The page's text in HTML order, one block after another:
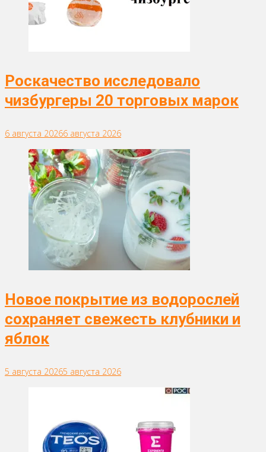
Роскачество исследовало
чизбургеры 20 торговых марок
6 августа 20266 августа 2026
Новое покрытие из водорослей
сохраняет свежесть клубники и
яблок
5 августа 20265 августа 2026